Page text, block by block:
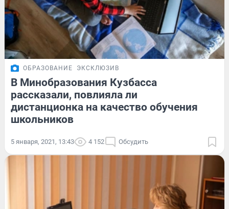
ОБРАЗОВАНИЕ ЭКСКЛЮЗИВ
В Минобразования Кузбасса
рассказали, повлияла ли
дистанционка на качество обучения
школьников
5 января, 2021, 13:43 4 152 Обсудить